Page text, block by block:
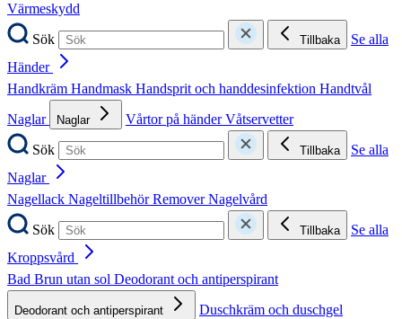
Värmeskydd
Sök
Tillbaka
Se alla
Händer
Handkräm Handmask Handsprit och handdesinfektion Handtvål
Naglar
Naglar Vårtor på händerVåtservetter
Sök
Tillbaka
Se alla
Naglar
Nagellack NageltillbehörRemoverNagelvård
Sök
Tillbaka
Se alla
Kroppsvård
Bad Brun utan sol Deodorant och antiperspirant
Deodorant och antiperspirant
Duschkräm och duschgel